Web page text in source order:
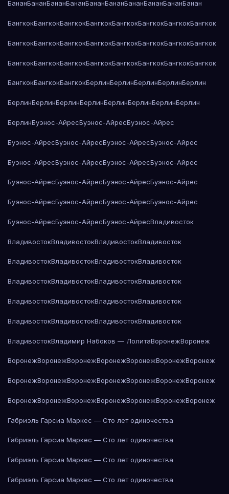
БананБананБананБананБананБананБананБананБананБанан
БангкокБангкокБангкокБангкокБангкокБангкокБангкокБангкок
БангкокБангкокБангкокБангкокБангкокБангкокБангкокБангкок
БангкокБангкокБангкокБангкокБангкокБангкокБангкокБангкок
БангкокБангкокБангкокБерлинБерлинБерлинБерлинБерлин
БерлинБерлинБерлинБерлинБерлинБерлинБерлинБерлин
БерлинБуэнос-АйресБуэнос-АйресБуэнос-Айрес
Буэнос-АйресБуэнос-АйресБуэнос-АйресБуэнос-Айрес
Буэнос-АйресБуэнос-АйресБуэнос-АйресБуэнос-Айрес
Буэнос-АйресБуэнос-АйресБуэнос-АйресБуэнос-Айрес
Буэнос-АйресБуэнос-АйресБуэнос-АйресБуэнос-Айрес
Буэнос-АйресБуэнос-АйресБуэнос-АйресВладивосток
ВладивостокВладивостокВладивостокВладивосток
ВладивостокВладивостокВладивостокВладивосток
ВладивостокВладивостокВладивостокВладивосток
ВладивостокВладивостокВладивостокВладивосток
ВладивостокВладивостокВладивостокВладивосток
ВладивостокВладимир Набоков — ЛолитаВоронежВоронеж
ВоронежВоронежВоронежВоронежВоронежВоронежВоронеж
ВоронежВоронежВоронежВоронежВоронежВоронежВоронеж
ВоронежВоронежВоронежВоронежВоронежВоронежВоронеж
Габриэль Гарсиа Маркес — Сто лет одиночества
Габриэль Гарсиа Маркес — Сто лет одиночества
Габриэль Гарсиа Маркес — Сто лет одиночества
Габриэль Гарсиа Маркес — Сто лет одиночества